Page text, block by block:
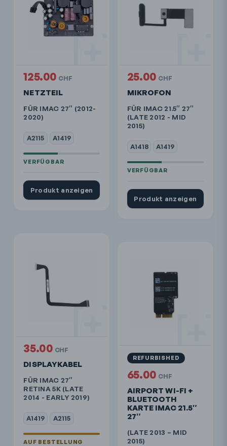
NETZTEIL
FÜR IMAC 27″ (2012-
2020)
A2115 A1419
125.00 CHF
Produkt anzeigen
MIKROFON
FÜR IMAC 21.5″ 27″
(LATE 2012 - MID
2015)
A1418 A1419
25.00 CHF
Produkt anzeigen
DISPLAYKABEL
FÜR IMAC 27″
RETINA 5K (LATE
2014 - EARLY 2019)
A1419 A2115
35.00 CHF
AIRPORT WI-FI +
BLUETOOTH
KARTE IMAC 21.5″
27″
(LATE 2013 – MID
2015)
REFURBISHED
65.00 CHF